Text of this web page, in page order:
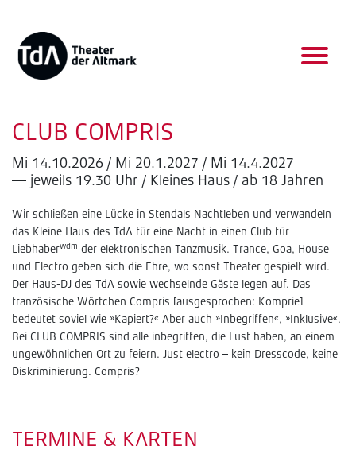
CLUB COMPRIS
Mi 14.10.2026 / Mi 20.1.2027 / Mi 14.4.2027
— jeweils 19.30 Uhr / Kleines Haus / ab 18 Jahren
Wir schließen eine Lücke in Stendals Nachtleben und verwandeln
das Kleine Haus des TdA für eine Nacht in einen Club für
Liebhaberwdm der elektronischen Tanzmusik. Trance, Goa, House
und Electro geben sich die Ehre, wo sonst Theater gespielt wird.
Der Haus-DJ des TdA sowie wechselnde Gäste legen auf. Das
französische Wörtchen Compris [ausgesprochen: Komprie]
bedeutet soviel wie »Kapiert?« Aber auch »Inbegriffen«, »Inklusive«.
Bei CLUB COMPRIS sind alle inbegriffen, die Lust haben, an einem
ungewöhnlichen Ort zu feiern. Just electro – kein Dresscode, keine
Diskriminierung. Compris?
TERMINE & KARTEN